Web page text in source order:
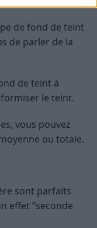
de fond de teint
de parler de la
de teint à
le teint.
vous pouvez
ou totale.
sont parfaits
effet “seconde